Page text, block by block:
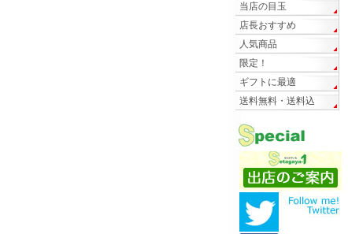
当店の目玉
店長おすすめ
人気商品
限定！
ギフトに最適
送料無料・送料込